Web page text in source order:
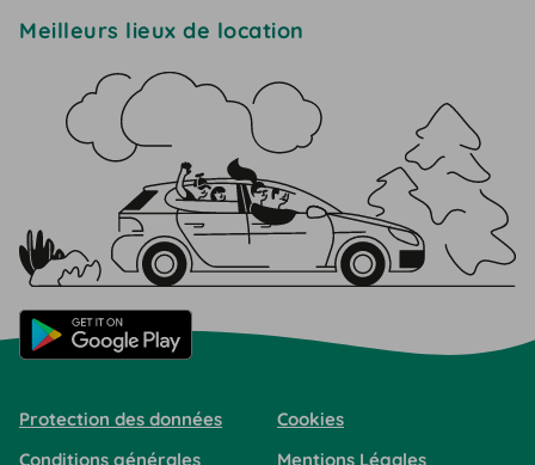
Meilleurs lieux de location
Protection des données
Cookies
Conditions générales
Mentions Légales